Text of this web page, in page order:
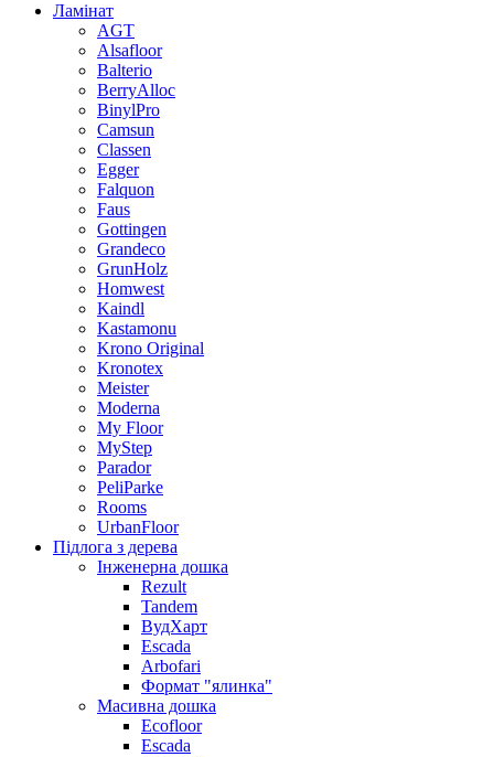
Ламінат
AGT
Alsafloor
Balterio
BerryAlloc
BinylPro
Camsun
Classen
Egger
Falquon
Faus
Gottingen
Grandeco
GrunHolz
Homwest
Kaindl
Kastamonu
Krono Original
Kronotex
Meister
Moderna
My Floor
MyStep
Parador
PeliParke
Rooms
UrbanFloor
Підлога з дерева
Інженерна дошка
Rezult
Tandem
ВудХарт
Escada
Arbofari
Формат "ялинка"
Масивна дошка
Ecofloor
Escada